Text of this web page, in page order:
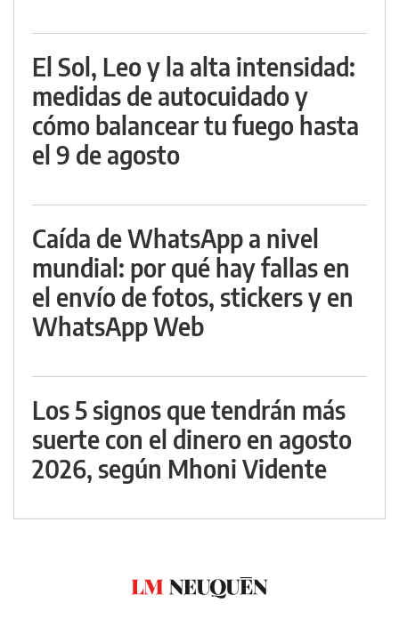
El Sol, Leo y la alta intensidad:
medidas de autocuidado y
cómo balancear tu fuego hasta
el 9 de agosto
Caída de WhatsApp a nivel
mundial: por qué hay fallas en
el envío de fotos, stickers y en
WhatsApp Web
Los 5 signos que tendrán más
suerte con el dinero en agosto
2026, según Mhoni Vidente